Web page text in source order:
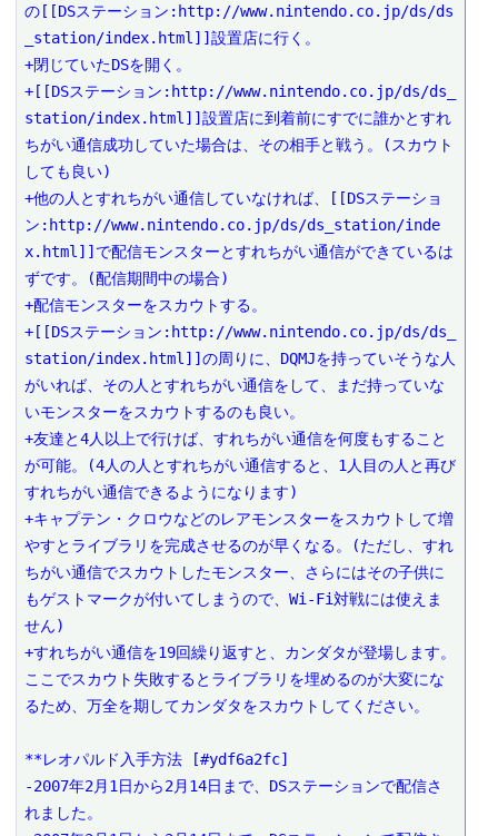
の[[DSステーション:http://www.nintendo.co.jp/ds/ds
_station/index.html]]設置店に行く。
+閉じていたDSを開く。
+[[DSステーション:http://www.nintendo.co.jp/ds/ds_
station/index.html]]設置店に到着前にすでに誰かとすれ
ちがい通信成功していた場合は、その相手と戦う。(スカウト
しても良い)
+他の人とすれちがい通信していなければ、[[DSステーショ
ン:http://www.nintendo.co.jp/ds/ds_station/inde
x.html]]で配信モンスターとすれちがい通信ができているは
ずです。(配信期間中の場合)
+配信モンスターをスカウトする。
+[[DSステーション:http://www.nintendo.co.jp/ds/ds_
station/index.html]]の周りに、DQMJを持っていそうな人
がいれば、その人とすれちがい通信をして、まだ持っていな
いモンスターをスカウトするのも良い。
+友達と4人以上で行けば、すれちがい通信を何度もすること
が可能。(4人の人とすれちがい通信すると、1人目の人と再び
すれちがい通信できるようになります)
+キャプテン・クロウなどのレアモンスターをスカウトして増
やすとライブラリを完成させるのが早くなる。(ただし、すれ
ちがい通信でスカウトしたモンスター、さらにはその子供に
もゲストマークが付いてしまうので、Wi-Fi対戦には使えま
せん)
+すれちがい通信を19回繰り返すと、カンダタが登場します。
ここでスカウト失敗するとライブラリを埋めるのが大変にな
るため、万全を期してカンダタをスカウトしてください。
**レオパルド入手方法 [#ydf6a2fc]
-2007年2月1日から2月14日まで、DSステーションで配信さ
れました。